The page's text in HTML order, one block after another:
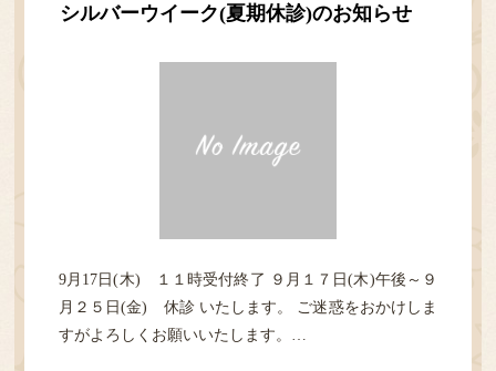
シルバーウイーク(夏期休診)のお知らせ
9月17日(木) １１時受付終了 ９月１７日(木)午後～９
月２５日(金) 休診 いたします。 ご迷惑をおかけしま
すがよろしくお願いいたします。…
診療案内
診療時間・アクセス